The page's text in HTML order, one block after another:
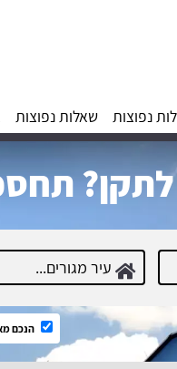
נפוצות שאלות נפוצות
הנכם